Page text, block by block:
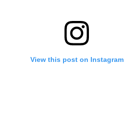
View this post on Instagram